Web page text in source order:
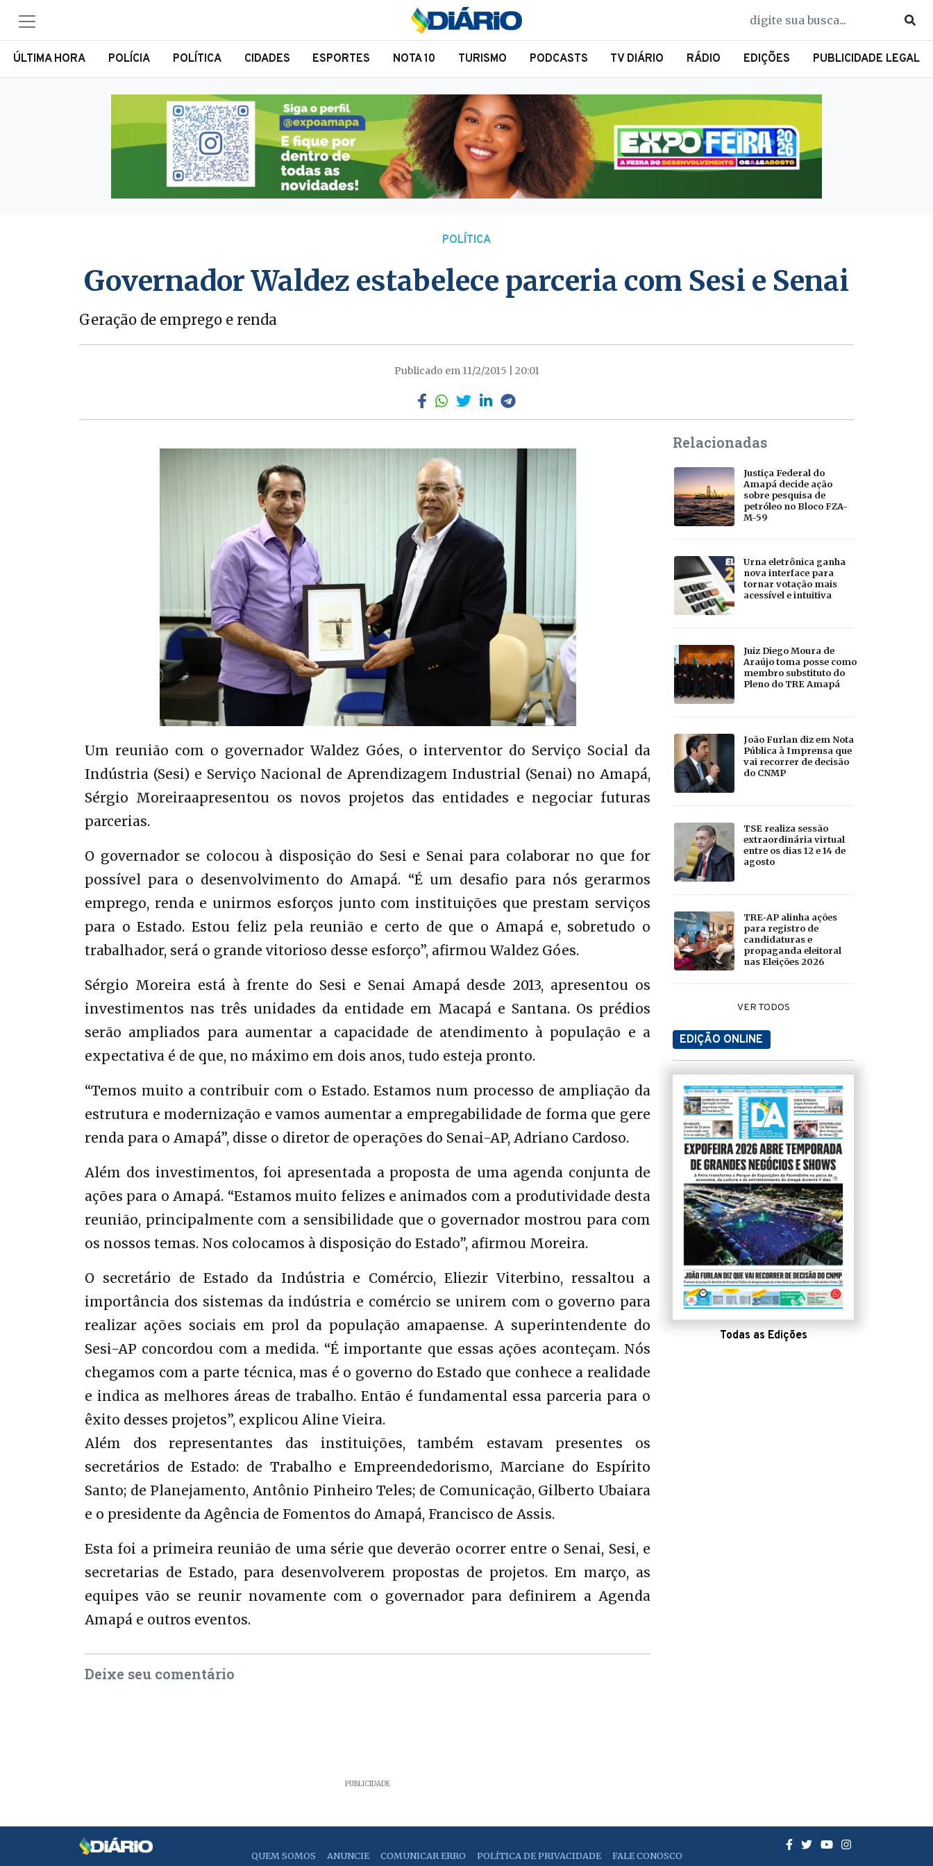
ÚLTIMA HORA POLÍCIA POLÍTICA CIDADES ESPORTES NOTA 10 TURISMO PODCASTS TV DIÁRIO RÁDIO EDIÇÕES PUBLICIDADE LEGAL
POLÍTICA
Governador Waldez estabelece parceria com Sesi e Senai
Geração de emprego e renda
Publicado em 11/2/2015 | 20:01
Um reunião com o governador Waldez Góes, o interventor do Serviço Social da
Indústria (Sesi) e Serviço Nacional de Aprendizagem Industrial (Senai) no Amapá,
Sérgio Moreiraapresentou os novos projetos das entidades e negociar futuras
parcerias.
O governador se colocou à disposição do Sesi e Senai para colaborar no que for
possível para o desenvolvimento do Amapá. “É um desafio para nós gerarmos
emprego, renda e unirmos esforços junto com instituições que prestam serviços
para o Estado. Estou feliz pela reunião e certo de que o Amapá e, sobretudo o
trabalhador, será o grande vitorioso desse esforço”, afirmou Waldez Góes.
Sérgio Moreira está à frente do Sesi e Senai Amapá desde 2013, apresentou os
investimentos nas três unidades da entidade em Macapá e Santana. Os prédios
serão ampliados para aumentar a capacidade de atendimento à população e a
expectativa é de que, no máximo em dois anos, tudo esteja pronto.
“Temos muito a contribuir com o Estado. Estamos num processo de ampliação da
estrutura e modernização e vamos aumentar a empregabilidade de forma que gere
renda para o Amapá”, disse o diretor de operações do Senai-AP, Adriano Cardoso.
Além dos investimentos, foi apresentada a proposta de uma agenda conjunta de
ações para o Amapá. “Estamos muito felizes e animados com a produtividade desta
reunião, principalmente com a sensibilidade que o governador mostrou para com
os nossos temas. Nos colocamos à disposição do Estado”, afirmou Moreira.
O secretário de Estado da Indústria e Comércio, Eliezir Viterbino, ressaltou a
importância dos sistemas da indústria e comércio se unirem com o governo para
realizar ações sociais em prol da população amapaense. A superintendente do
Sesi-AP concordou com a medida. “É importante que essas ações aconteçam. Nós
chegamos com a parte técnica, mas é o governo do Estado que conhece a realidade
e indica as melhores áreas de trabalho. Então é fundamental essa parceria para o
êxito desses projetos”, explicou Aline Vieira.
Além dos representantes das instituições, também estavam presentes os
secretários de Estado: de Trabalho e Empreendedorismo, Marciane do Espírito
Santo; de Planejamento, Antônio Pinheiro Teles; de Comunicação, Gilberto Ubaiara
e o presidente da Agência de Fomentos do Amapá, Francisco de Assis.
Esta foi a primeira reunião de uma série que deverão ocorrer entre o Senai, Sesi, e
secretarias de Estado, para desenvolverem propostas de projetos. Em março, as
equipes vão se reunir novamente com o governador para definirem a Agenda
Amapá e outros eventos.
Deixe seu comentário
PUBLICIDADE
Relacionadas
Justiça Federal do
Amapá decide ação
sobre pesquisa de
petróleo no Bloco FZA-
M-59
Urna eletrônica ganha
nova interface para
tornar votação mais
acessível e intuitiva
Juiz Diego Moura de
Araújo toma posse como
membro substituto do
Pleno do TRE Amapá
João Furlan diz em Nota
Pública à Imprensa que
vai recorrer de decisão
do CNMP
TSE realiza sessão
extraordinária virtual
entre os dias 12 e 14 de
agosto
TRE-AP alinha ações
para registro de
candidaturas e
propaganda eleitoral
nas Eleições 2026
VER TODOS
EDIÇÃO ONLINE
Todas as Edições
QUEM SOMOS ANUNCIE COMUNICAR ERRO POLÍTICA DE PRIVACIDADE FALE CONOSCO